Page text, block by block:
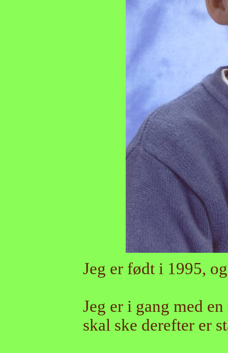
Jeg er født i 1995,
Jeg er i gang med
skal ske derefter er